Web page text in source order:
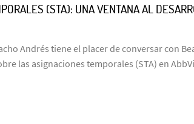
(STA): UNA VENTANA AL
Andrés tiene el placer de conversar con
las asignaciones temporales (STA) en